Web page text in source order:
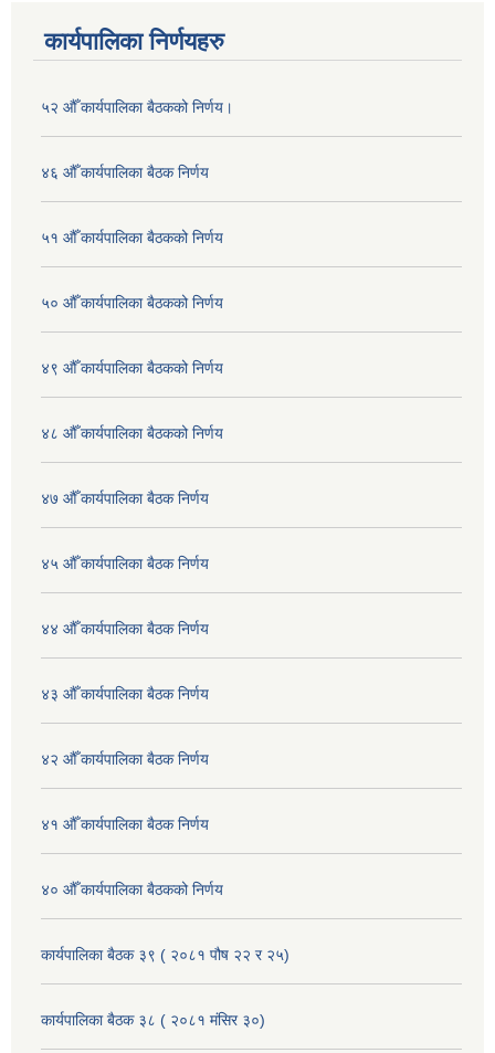
कार्यपालिका निर्णयहरु
५२ औँ कार्यपालिका बैठकको निर्णय।
४६ औँ कार्यपालिका बैठक निर्णय
५१ औँ कार्यपालिका बैठकको निर्णय
५० औँ कार्यपालिका बैठकको निर्णय
४९ औँ कार्यपालिका बैठकको निर्णय
४८ औँ कार्यपालिका बैठकको निर्णय
४७ औँ कार्यपालिका बैठक निर्णय
४५ औँ कार्यपालिका बैठक निर्णय
४४ औँ कार्यपालिका बैठक निर्णय
४३ औँ कार्यपालिका बैठक निर्णय
४२ औँ कार्यपालिका बैठक निर्णय
४१ औँ कार्यपालिका बैठक निर्णय
४० औँ कार्यपालिका बैठकको निर्णय
कार्यपालिका बैठक ३९ ( २०८१ पौष २२ र २५)
कार्यपालिका बैठक ३८ ( २०८१ मंसिर ३०)